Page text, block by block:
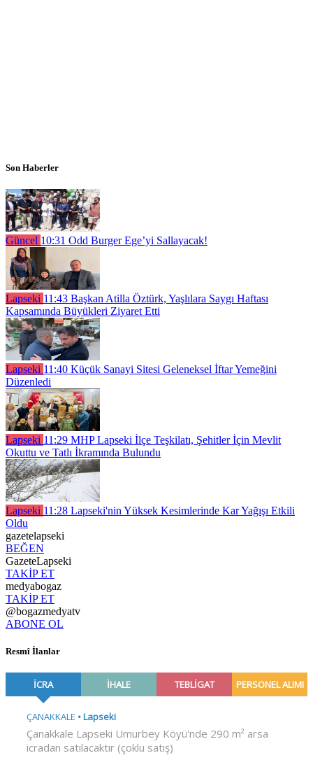
Son Haberler
Güncel 10:31 Odd Burger Ege’yi Sallayacak!
Lapseki 11:43 Başkan Atilla Öztürk, Yaşlılara Saygı Haftası
Kapsamında Büyükleri Ziyaret Etti
Lapseki 11:40 Küçük Sanayi Sitesi Geleneksel İftar Yemeğini
Düzenledi
Lapseki 11:29 MHP Lapseki İlçe Teşkilatı, Şehitler İçin Mevlit
Okuttu ve Tatlı İkramında Bulundu
Lapseki 11:28 Lapseki'nin Yüksek Kesimlerinde Kar Yağışı Etkili
Oldu
gazetelapseki
BEĞEN
GazeteLapseki
TAKİP ET
medyabogaz
TAKİP ET
@bogazmedyatv
ABONE OL
Resmî İlanlar